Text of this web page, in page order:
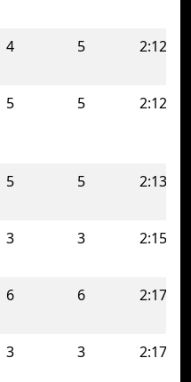
4 5
5 5
5 5
3 3
6 6
3 3